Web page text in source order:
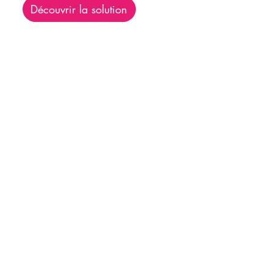
Découvrir la solution